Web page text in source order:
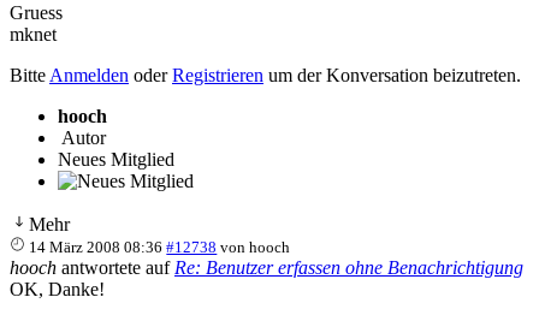
Gruess
mknet
Bitte Anmelden oderRegistrieren um der Konversation beizutreten.
hooch
Autor
Neues Mitglied
Mehr
14 März 2008 08:36 #12738 vonhooch
hooch antwortete auf Re: Benutzer erfassen ohne Benachrichtigung
OK, Danke!